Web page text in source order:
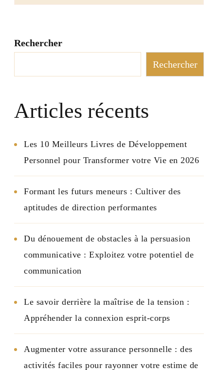
Rechercher
Rechercher
Articles récents
Les 10 Meilleurs Livres de Développement
Personnel pour Transformer votre Vie en 2026
Formant les futurs meneurs : Cultiver des
aptitudes de direction performantes
Du dénouement de obstacles à la persuasion
communicative : Exploitez votre potentiel de
communication
Le savoir derrière la maîtrise de la tension :
Appréhender la connexion esprit-corps
Augmenter votre assurance personnelle : des
activités faciles pour rayonner votre estime de